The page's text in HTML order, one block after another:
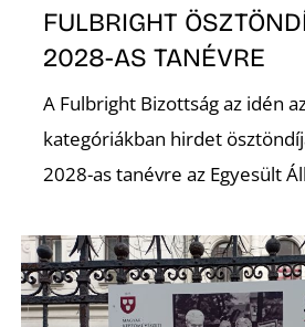
FULBRIGHT
2028-AS TANÉVRE
A Fulbright Bizottság az idén
kategóriákban hirdet
2028-as tanévre az Egyesült